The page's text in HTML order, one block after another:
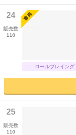
24
販売数
110
ロールプレイング
25
販売数
110